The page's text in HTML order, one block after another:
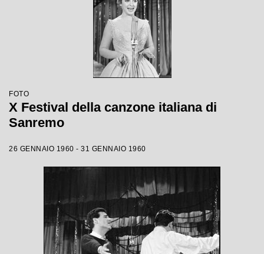
FOTO
X Festival della canzone italiana di
Sanremo
26 GENNAIO 1960 - 31 GENNAIO 1960